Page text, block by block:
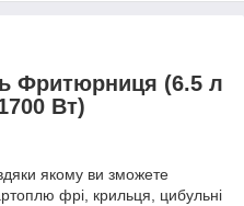
Фритюрниця (6.5 л
Вт)
якому ви зможете
фрі, крильця, цибульні